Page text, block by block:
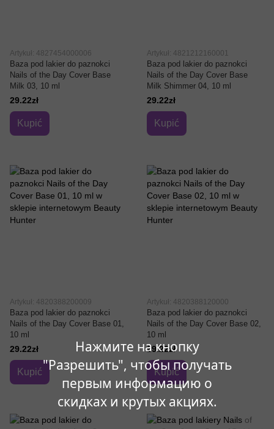
Нажмите на кнопку
"Разрешить", чтобы получать
первым информацию о
скидках и крутых акциях.
Artykuł: 4827454000006
Baza pod lakier do paznokci
Nails of the Day Cover Base
Milk 03, 10 ml
29.22zł
Kupić
Artykuł: 4821212160001
Baza pod lakier do paznokci
Nails of the Day Cover Base
Milk Shimmer 04, 10 ml
29.22zł
Kupić
Artykuł: 4820388200009
Baza pod lakier do paznokci
Nails of the Day Cover Base 01,
10 ml
29.22zł
Kupić
Artykuł: 4820388120000
Baza pod lakier do paznokci
Nails of the Day Cover Base 02,
10 ml
29.22zł
Kupić